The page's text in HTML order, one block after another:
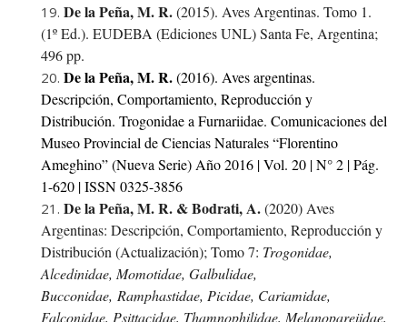
De la Peña, M. R.(2015). Aves Argentinas. Tomo 1.
(1º Ed.). EUDEBA (Ediciones UNL) Santa Fe, Argentina;
496 pp.
De la Peña, M. R.(2016). Aves argentinas.
Descripción, Comportamiento, Reproducción y
Distribución. Trogonidae a Furnariidae. Comunicaciones del
Museo Provincial de Ciencias Naturales “Florentino
Ameghino” (Nueva Serie) Año 2016 | Vol. 20 | N° 2 | Pág.
1-620 | ISSN 0325-3856
De la Peña, M. R. & Bodrati, A.(2020) Aves
Argentinas: Descripción, Comportamiento, Reproducción y
Distribución (Actualización); Tomo 7: Trogonidae,
Alcedinidae, Momotidae, Galbulidae,
Bucconidae, Ramphastidae, Picidae, Cariamidae,
Falconidae, Psittacidae, Thamnophilidae, Melanopareiidae,